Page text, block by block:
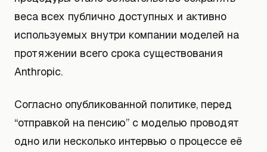
веса всех публично доступных и активно
используемых внутри компании моделей на
протяжении всего срока существования
Anthropic.
Согласно опубликованной политике, перед
“отправкой на пенсию” с моделью проводят
одно или несколько интервью о процессе её